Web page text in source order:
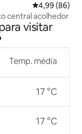
4,99 de uma
4,99 (86)
central acolhedor
visitar
Temp. média
17 °C
17 °C